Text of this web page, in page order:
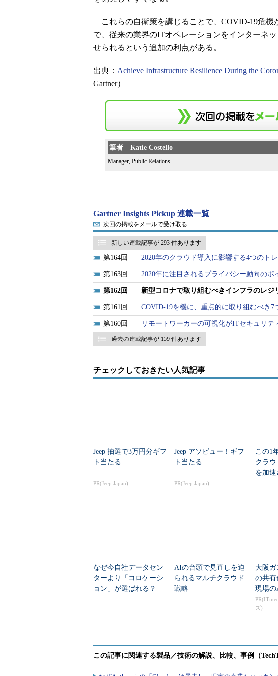
これらの自衛策を講じることで、COVID-19危機
で、従来の業界のITオペレーションをインターネ
せられるという追加の利点がある。
出典： Achieve Infrastructure Resilience During the
Gartner）
筆者 Katie Costello
Manager, Public Relations
Gartner Insights Pickup 連載一覧
次回の掲載をメールで受け取る
新しい連載記事が 293 件あります
164 2020年のクラウド導入に影響する4つのト
163 2020年に注目されるプライバシー動向のポ
162 新型コロナで取り組むべきインフラのレジ
161 COVID-19を機に、重点的に取り組むべき7
160 リモートワーカーの可視化がITセキュリテ
過去の連載記事が 159 件あります
チェックしておきたい人気記事
Jeep 抽選で3万円分ギフ
ト当たる
PR(Jeep Japan)
Jeep アソビュー！ギフ
ト当たる
PR(Jeep Japan)
この1
クラウ
を加速
なぜ今自社データセン
ターより「コロケーシ
ョン」が選ばれる？
AIの台頭で見直しを迫
られるマルチクラウド
戦略
大阪ガ
の共
現場の
ズ)